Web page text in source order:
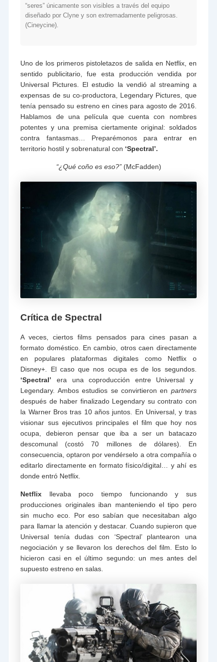
“seres” únicamente son visibles a través del equipo
diseñado por Clyne y son extremadamente peligrosas.
(Cineycine).
Uno de los primeros pistoletazos de salida en Netflix, en
sentido publicitario, fue esta producción vendida por
Universal Pictures. El estudio la vendió al streaming a
expensas de su co-productora, Legendary Pictures, que
tenía pensado su estreno en cines para agosto de 2016.
Hablamos de una película que cuenta con nombres
potentes y una premisa ciertamente original: soldados
contra fantasmas… Preparémonos para entrar en
territorio hostil y sobrenatural con ‘Spectral’.
“¿Qué coño es eso?”(McFadden)
Crítica de Spectral
A veces, ciertos films pensados para cines pasan a
formato doméstico. En cambio, otros caen directamente
en populares plataformas digitales como Netflix o
Disney+. El caso que nos ocupa es de los segundos.
‘Spectral’ era una coproducción entre Universal y
Legendary. Ambos estudios se convirtieron en partners
después de haber finalizado Legendary su contrato con
la Warner Bros tras 10 años juntos. En Universal, y tras
visionar sus ejecutivos principales el film que hoy nos
ocupa, debieron pensar que iba a ser un batacazo
descomunal (costó 70 millones de dólares). En
consecuencia, optaron por vendérselo a otra compañía o
editarlo directamente en formato físico/digital… y ahí es
donde entró Netflix.
Netflix llevaba poco tiempo funcionando y sus
producciones originales iban manteniendo el tipo pero
sin mucho eco. Por eso sabían que necesitaban algo
para llamar la atención y destacar. Cuando supieron que
Universal tenía dudas con ‘Spectral’ plantearon una
negociación y se llevaron los derechos del film. Esto lo
hicieron casi en el último segundo: un mes antes del
supuesto estreno en salas.